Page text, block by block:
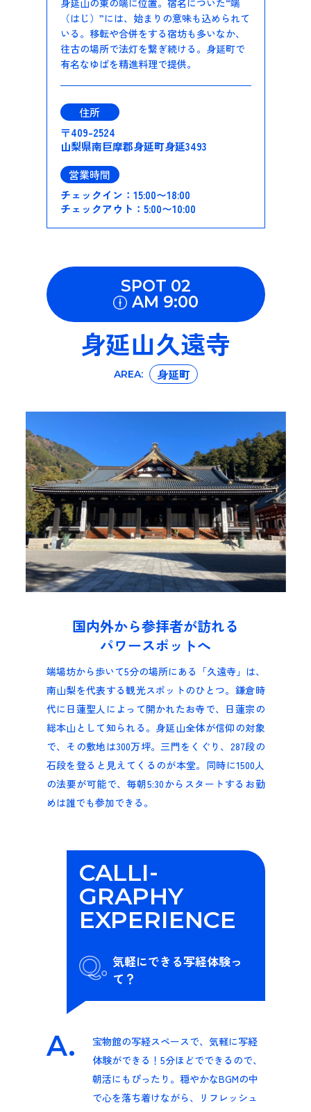
身延山の東の端に位置。宿名についた“端
（はじ）”には、始まりの意味も込められて
いる。移転や合併をする宿坊も多いなか、
往古の場所で法灯を繋ぎ続ける。身延町で
有名なゆばを精進料理で提供。
住所
〒409-2524
山梨県南巨摩郡身延町身延3493
営業時間
チェックイン：15:00〜18:00
チェックアウト：5:00〜10:00
SPOT 02
AM 9:00
身延山久遠寺
AREA: 身延町
国内外から参拝者が訪れる
パワースポットへ
端場坊から歩いて5分の場所にある「久遠寺」は、
南山梨を代表する観光スポットのひとつ。鎌倉時
代に日蓮聖人によって開かれたお寺で、日蓮宗の
総本山として知られる。身延山全体が信仰の対象
で、その敷地は300万坪。三門をくぐり、287段の
石段を登ると見えてくるのが本堂。同時に1500人
の法要が可能で、毎朝5:30からスタートするお勤
めは誰でも参加できる。
CALLI-
GRAPHY
EXPERIENCE
気軽にできる写経体験っ
て？
A.
宝物館の写経スペースで、気軽に写経
体験ができる！5分ほどでできるので、
朝活にもぴったり。穏やかなBGMの中
で心を落ち着けながら、リフレッシュ